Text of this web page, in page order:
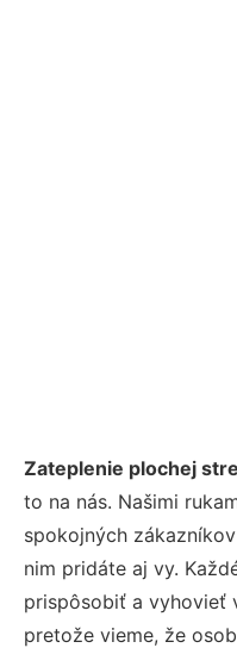
Zateplenie plochej
to na nás. Našimi
spokojných
nim pridáte aj vy.
prispôsobiť a vyhovieť
pretože vieme, že